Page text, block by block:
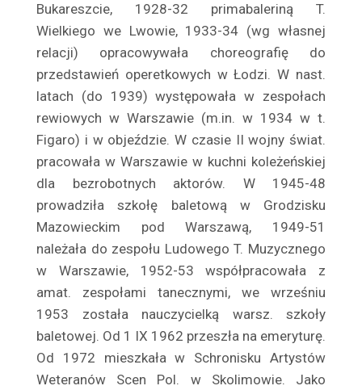
Baliszewski Sylwin
Bandrowska – Turska Ewa
Bańkowska Maria
Barczewska Antonina
Barda Ludwik
Bardziejewski Tadeusz
Bargielska Maria
Baronówna Jadwiga
Barszczewska Wanda
Barszczewska Elżbieta
Bartówna Wanda
Barwińska Zofia
Barwińska Leonia
Baryka Eugeniusz
Batycka Zofia
Bukareszcie, 1928-32 primabaleriną T.
Wielkiego we Lwowie, 1933-34 (wg własnej
relacji) opracowywała choreografię do
przedstawień operetkowych w Łodzi. W nast.
latach (do 1939) występowała w zespołach
rewiowych w Warszawie (m.in. w 1934 w t.
Figaro) i w objeź­dzie. W czasie II wojny świat.
pracowała w War­szawie w kuchni koleżeńskiej
dla bezrobotnych ak­torów. W 1945-48
prowadziła szkołę baletową w Grodzisku
Mazowieckim pod Warszawą, 1949-51
należała do zespołu Ludowego T. Muzycznego
w Warszawie, 1952-53 współpracowała z
amat. ze­społami tanecznymi, we wrześniu
1953 została na­uczycielką warsz. szkoły
baletowej. Od 1 IX 1962 przeszła na emeryturę.
Od 1972 mieszkała w Schro­nisku Artystów
Weteranów Scen Pol. w Skolimo­wie. Jako